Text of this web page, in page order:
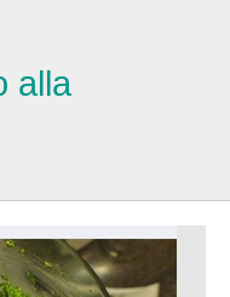
alla